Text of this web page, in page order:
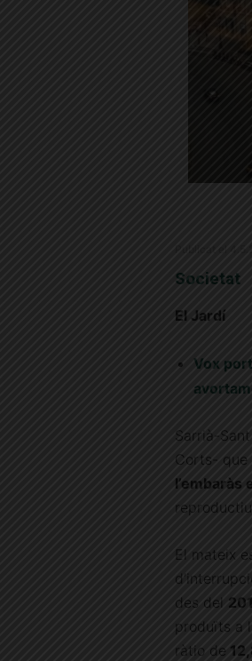
Societat
El Jardí
Vox
Sarrià-
Corts- que
l’embaràs
El mateix
des del
produïts a
ràtio de